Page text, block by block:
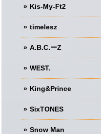
Kis-My-Ft2
timelesz
A.B.C.ーZ
WEST.
King&Prince
SixTONES
Snow Man